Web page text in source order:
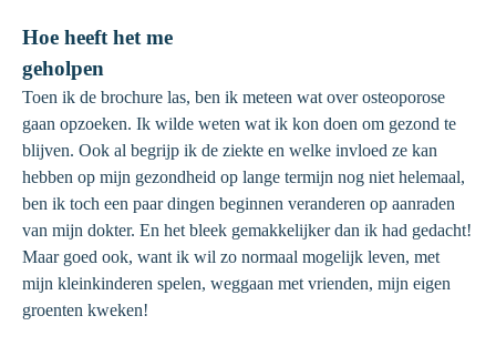
Hoe heeft het me
geholpen
Toen ik de brochure las, ben ik meteen wat over osteoporose
gaan opzoeken. Ik wilde weten wat ik kon doen om gezond te
blijven. Ook al begrijp ik de ziekte en welke invloed ze kan
hebben op mijn gezondheid op lange termijn nog niet helemaal,
ben ik toch een paar dingen beginnen veranderen op aanraden
van mijn dokter. En het bleek gemakkelijker dan ik had gedacht!
Maar goed ook, want ik wil zo normaal mogelijk leven, met
mijn kleinkinderen spelen, weggaan met vrienden, mijn eigen
groenten kweken!